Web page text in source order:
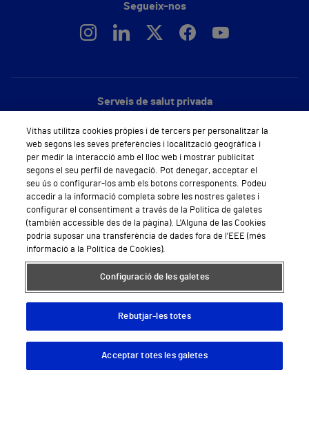
Serveis de salut privada
Demana cita mèdica
Especialitats
Àrea privada
Empreses
Hospitals Privats
Hospital Vithas Lleida
Hospital Vithas Barcelona
Segueix-nos
Descargar App
Vithas utilitza cookies pròpies i de tercers per personalitzar la
web segons les seves preferències i localització geogràfica i
per medir la interacció amb el lloc web i mostrar publicitat
segons el seu perfil de navegació. Pot denegar, acceptar el
seu ús o configurar-los amb els botons corresponents. Podeu
accedir a la informació completa sobre les nostres galetes i
configurar el consentiment a través de la Política de galetes
(también accessible des de la pàgina). L'Alguna de las Cookies
podria suposar una transferència de dades fora de l'EEE (més
informació a la Política de Cookies).
Configuració de les galetes
Rebutjar-les totes
Acceptar totes les galetes